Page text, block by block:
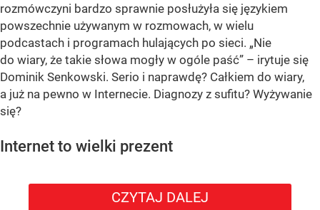
rozmówczyni bardzo sprawnie posłużyła się językiem
powszechnie używanym w rozmowach, w wielu
podcastach i programach hulających po sieci. „Nie
do wiary, że takie słowa mogły w ogóle paść” – irytuje się
Dominik Senkowski. Serio i naprawdę? Całkiem do wiary,
a już na pewno w Internecie. Diagnozy z sufitu? Wyżywanie
się?
Internet to wielki prezent
CZYTAJ DALEJ